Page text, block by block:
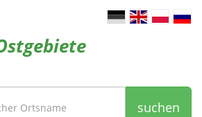
suchen